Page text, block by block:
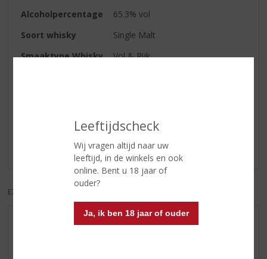
Leeftijdscheck
Wij vragen altijd naar uw
leeftijd, in de winkels en ook
online. Bent u 18 jaar of
ouder?
Ja, ik ben 18 jaar of ouder
Alcoholpercentage
65.3% vol
Soort whisky
Single Malt
Smaaktype Whisky
Vol & Rijk
Schrijf een review
Er zijn nog geen reviews geplaatst voor dit product
EXCL. BTW
AANBIEDINGEN